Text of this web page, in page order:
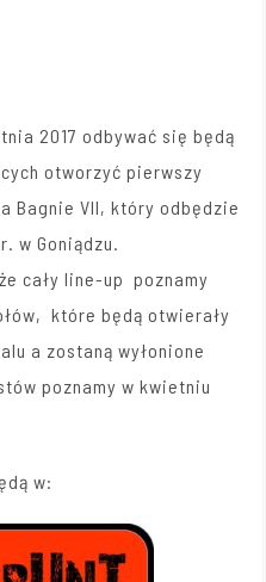
2017 odbywać się będą
otworzyć pierwszy
Bagnie VII, który odbędzie
w Goniądzu.
cały line-up poznamy
które będą otwierały
a zostaną wyłonione
poznamy w kwietniu
w: